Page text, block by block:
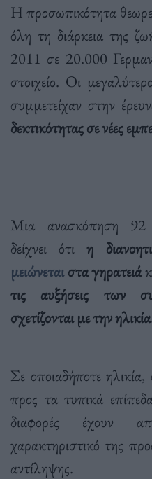
Η προσωπικότητα
όλη τη διάρκεια της
2011 σε 20.000
στοιχείο. Οι
συμμετείχαν στην
δεκτικότητας σε νέες
Μια ανασκόπηση 92
δείχνει ότι η
μειώνεταιστα γηρατειά
τις αυξήσεις των
σχετίζονται με την
Σε οποιαδήποτε
προς τα τυπικά
διαφορές έχουν
χαρακτηριστικό της
αντίληψης.